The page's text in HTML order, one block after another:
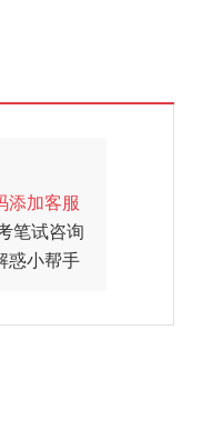
添加客服
笔试咨询
惑小帮手